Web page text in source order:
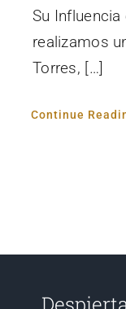
Su
realizamos
Torres, […]
Continue